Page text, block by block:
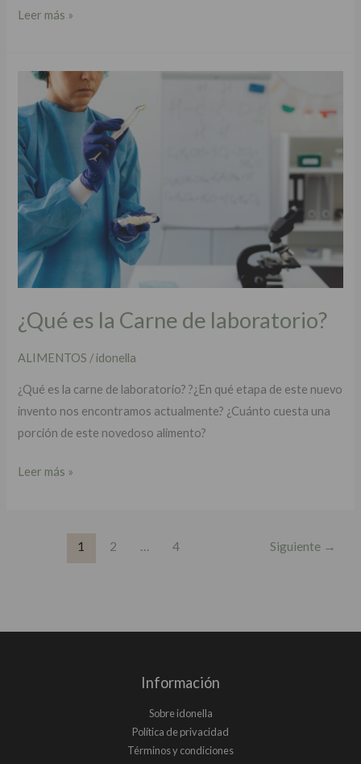
Leer más »
¿Qué es la Carne de laboratorio?
ALIMENTOS / idonella
¿Qué es la carne de laboratorio? ?¿En qué etapa de este nuevo
invento nos encontramos actualmente? ¿Cuánto cuesta una
porción de este novedoso alimento?
¿Qué
es
la
Carne
de
laboratorio?
Leer más »
1 2 … 4 Siguiente →
Información
Sobre idonella
Política de privacidad
Términos y condiciones